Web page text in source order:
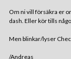
Om ni vill försäkra er
dash. Eller kör tills
Men blinkar/lyser
/Andreas